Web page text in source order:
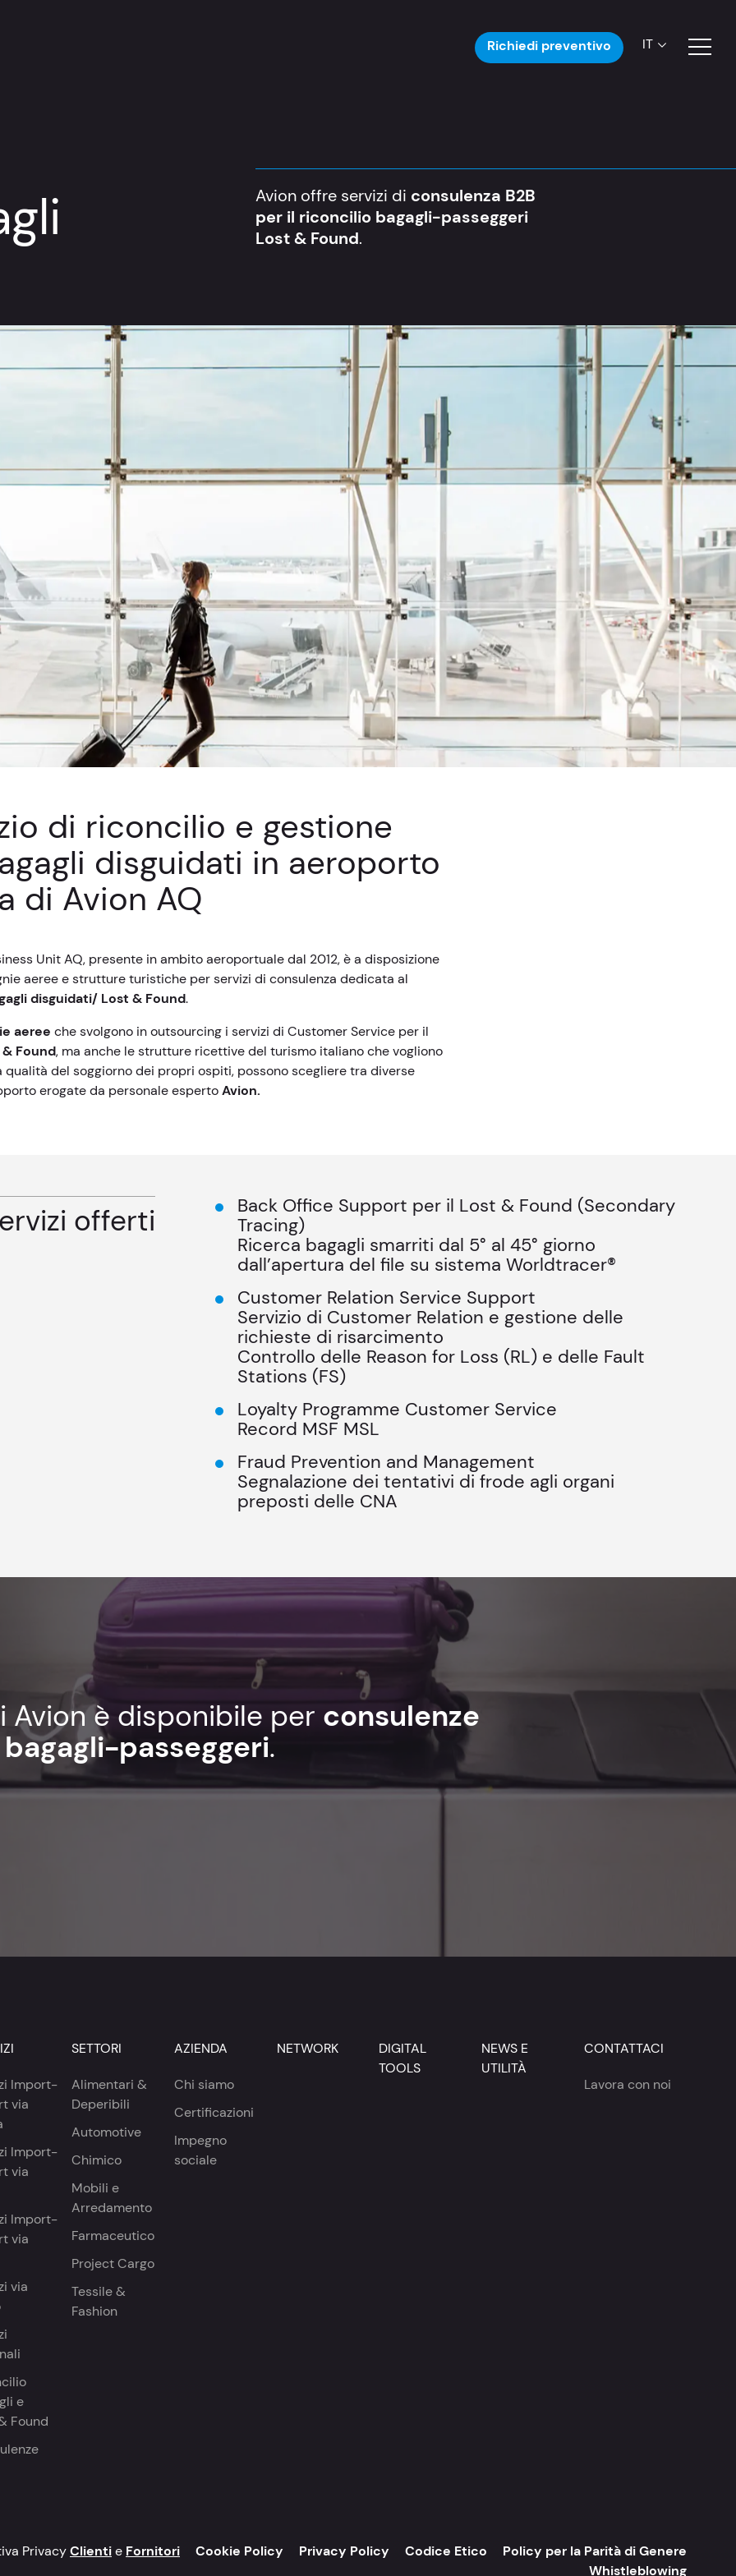
Richiedi preventivo IT
Avion offre servizi di consulenza B2B
per il riconcilio bagagli-passeggeri
Lost & Found.
di riconcilio e gestione
disguidati in aeroporto
di Avion AQ
Unit AQ, presente in ambito aeroportuale dal 2012, è a disposizione
aeree e strutture turistiche per servizi di consulenza dedicata al
disguidati/ Lost & Found.
aeree che svolgono in outsourcing i servizi di Customer Service per il
Found, ma anche le strutture ricettive del turismo italiano che vogliono
qualità del soggiorno dei propri ospiti, possono scegliere tra diverse
erogate da personale espertoAvion.
offerti
Back Office Support per il Lost & Found (Secondary
Tracing)
Ricerca bagagli smarriti dal 5° al 45° giorno
dall’apertura del file su sistema Worldtracer®
Customer Relation Service Support
Servizio di Customer Relation e gestione delle
richieste di risarcimento
Controllo delle Reason for Loss (RL) e delle Fault
Stations (FS)
Loyalty Programme Customer Service
Record MSF MSL
Fraud Prevention and Management
Segnalazione dei tentativi di frode agli organi
preposti delle CNA
è disponibile per consulenze
passeggeri.
Import-
via
Import-
via
Import-
via
via
e
Found
SETTORI
Alimentari &
Deperibili
Automotive
Chimico
Mobili e
Arredamento
Farmaceutico
Project Cargo
Tessile &
Fashion
AZIENDA
Chi siamo
Certificazioni
Impegno
sociale
NETWORK
DIGITAL
TOOLS
NEWS E
UTILITÀ
CONTATTACI
Lavora con noi
PrivacyClientie Fornitori Cookie Policy Privacy Policy Codice Etico
Policy per la Parità di Genere
Whistleblowing